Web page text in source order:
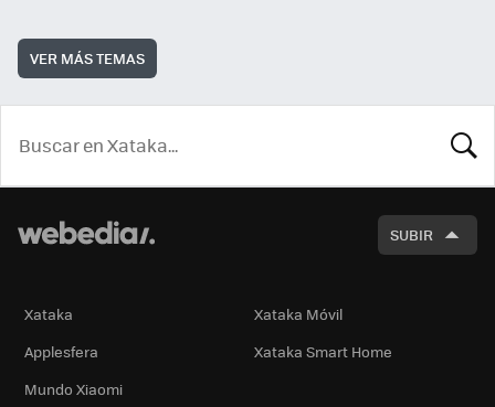
VER MÁS TEMAS
SUBIR
Xataka
Xataka Móvil
Applesfera
Xataka Smart Home
Mundo Xiaomi